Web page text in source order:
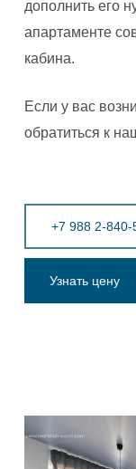
дополнить его
апартаменте
кабина.
Если у вас
обратиться к
+7 988 2-840-
Узнать цену